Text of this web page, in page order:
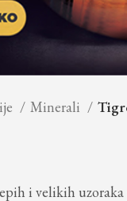
Minerali
i velikih uzoraka